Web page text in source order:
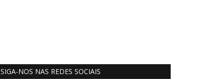
SIGA-NOS NAS REDES SOCIAIS